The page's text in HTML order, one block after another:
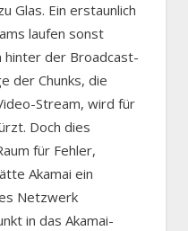
Glas. Ein erstaunlich
laufen sonst
hinter der Broadcast-
der Chunks, die
Stream, wird für
Doch dies
für Fehler,
Akamai ein
Netzwerk
in das Akamai-